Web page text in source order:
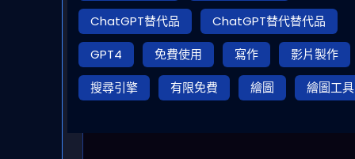
ChatGPT替代品
ChatGPT替代替代品
GPT4
免費使用 寫作
影片製作
搜尋引擎
有限免費 繪圖 繪圖工具